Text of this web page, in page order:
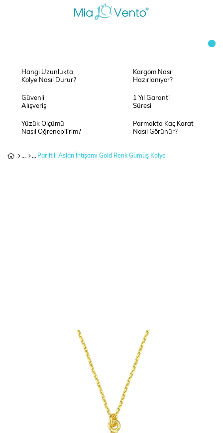
Hangi Uzunlukta
Kolye Nasıl Durur?
Kargom Nasıl
Hazırlanıyor?
Güvenli
Alışveriş
1 Yıl Garanti
Süresi
Yüzük Ölçümü
Nasıl Öğrenebilirim?
Parmakta Kaç Karat
Nasıl Görünür?
Parıltılı Aslan İhtişamı Gold Renk Gümüş Kolye